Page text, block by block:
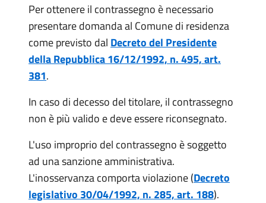
Per ottenere il contrassegno è necessario
presentare domanda al Comune di residenza
come previsto dal Decreto del Presidente
della Repubblica 16/12/1992, n. 495, art.
381.
In caso di decesso del titolare, il contrassegno
non è più valido e deve essere riconsegnato.
L'uso improprio del contrassegno è soggetto
ad una sanzione amministrativa.
L'inosservanza comporta violazione (Decreto
legislativo 30/04/1992, n. 285, art. 188).